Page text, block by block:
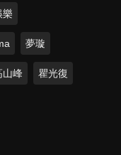
樂
夢璇
山峰 瞿光復